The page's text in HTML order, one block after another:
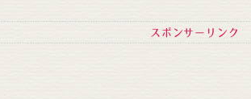
スポンサーリンク